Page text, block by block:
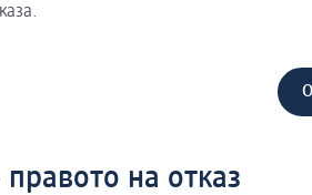
на отказ